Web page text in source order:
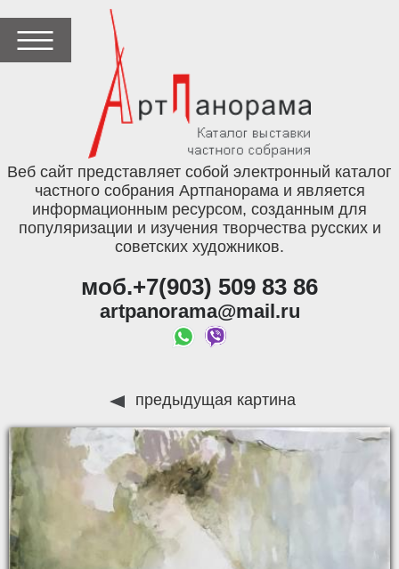
Веб сайт представляет собой электронный каталог
частного собрания Артпанорама и является
информационным ресурсом, созданным для
популяризации и изучения творчества русских и
советских художников.
моб.+7(903) 509 83 86
artpanorama@mail.ru
предыдущая картина